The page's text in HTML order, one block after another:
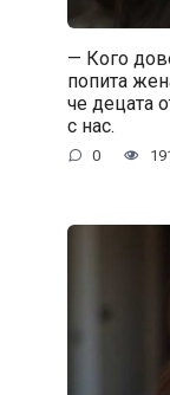
— Кого
попита
че децата
с нас.
0